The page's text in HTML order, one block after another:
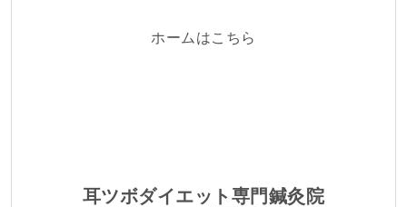
ホームはこちら
耳ツボダイエット専門鍼灸院